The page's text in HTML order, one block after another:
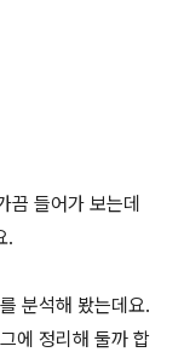
들어가 보는데
.
분석해 봤는데요.
에 정리해 둘까 합